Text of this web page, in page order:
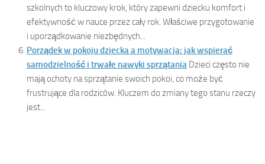
szkolnych to kluczowy krok, który zapewni dziecku komfort i
efektywność w nauce przez cały rok. Właściwe przygotowanie
i uporządkowanie niezbędnych...
Porządek w pokoju dziecka a motywacja: jak wspierać
samodzielność i trwałe nawyki sprzątania Dzieci często nie
mają ochoty na sprzątanie swoich pokoi, co może być
frustrujące dla rodziców. Kluczem do zmiany tego stanu rzeczy
jest...